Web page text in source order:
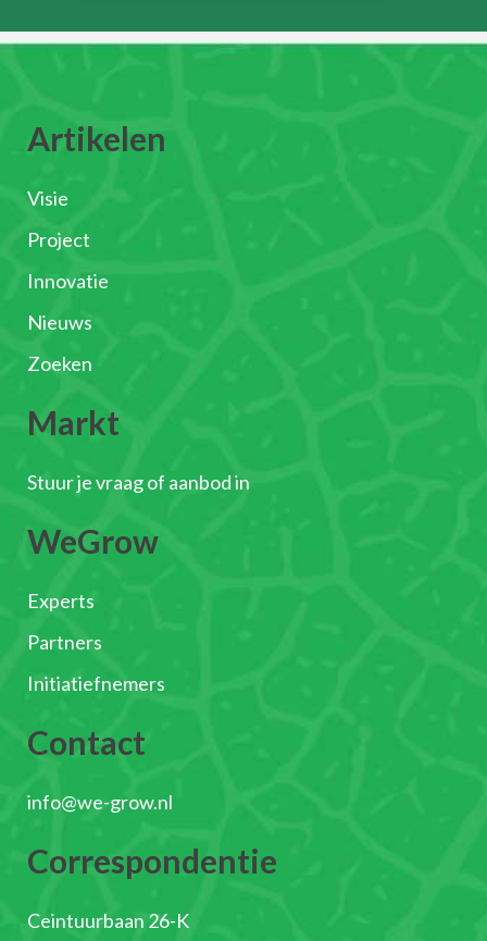
Artikelen
Visie
Project
Innovatie
Nieuws
Zoeken
Markt
Stuur je vraag of aanbod in
WeGrow
Experts
Partners
Initiatiefnemers
Contact
info@we-grow.nl
Correspondentie
Ceintuurbaan 26-K